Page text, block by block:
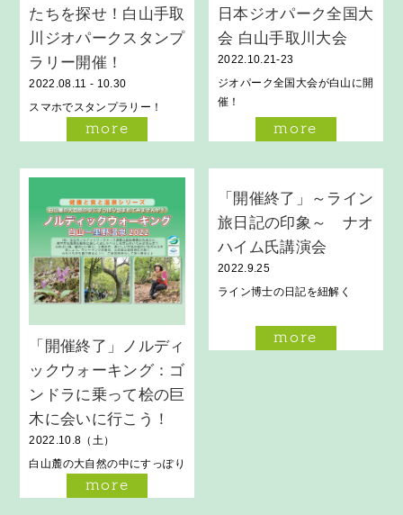
たちを探せ！白山手取
川ジオパークスタンプ
ラリー開催！
2022.08.11 - 10.30
スマホでスタンプラリー！
more
日本ジオパーク全国大
会 白山手取川大会
2022.10.21-23
ジオパーク全国大会が白山に開
催！
more
「開催終了」ノルディ
ックウォーキング：ゴ
ンドラに乗って桧の巨
木に会いに行こう！
2022.10.8（土）
白山麓の大自然の中にすっぽり
包まれてみませんか？
more
「開催終了」～ライン
旅日記の印象～ ナオ
ハイム氏講演会
2022.9.25
ライン博士の日記を紐解く
more